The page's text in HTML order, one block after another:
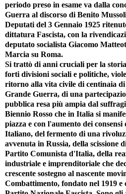
periodo preso in esame va dalla
Guerra al discorso di Benito
Deputati del 3 Gennaio 1925
dittatura Fascista, con la
deputato socialista Giacomo
Marcia su Roma.
Si trattò di anni cruciali per la
forti divisioni sociali e politiche,
ritorno alla vita civile di centinaia
Grande Guerra, di una
pubblica resa più ampia dal
Biennio Rosso che in Italia si
piazza e con l'aumento dei
Italiano, del fermento di una
avvenuta in Russia, della scissione
Partito Comunista d'Italia, della
industriale e imprenditoriale che
crescente sostegno al nascente
Combattimento, fondato nel 1919 e